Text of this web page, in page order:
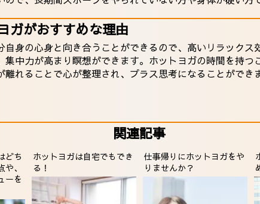
ガがおすすめな理由
身の心身と向き合うことができるので、高いリラック
集中力が高まり瞑想ができます。ホットヨガの時間を持
れることで心が整理され、プラス思考になることができ
関連記事
どち
、
ーを
ホットヨガは自宅でもでき
る！
仕事帰りにホットヨガをや
りませんか？